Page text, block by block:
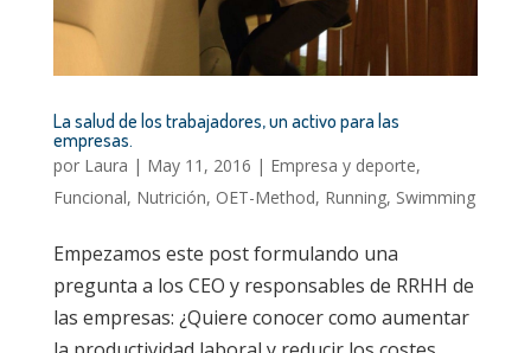
La salud de los trabajadores, un activo para las
empresas.
por Laura | May 11, 2016 | Empresa y deporte,
Funcional, Nutrición, OET-Method, Running, Swimming
Empezamos este post formulando una
pregunta a los CEO y responsables de RRHH de
las empresas: ¿Quiere conocer como aumentar